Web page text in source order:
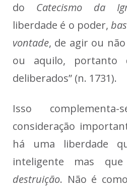
do Catecismo da
liberdade é o poder,
vontade, de agir ou
ou aquilo, portanto
deliberados” (n. 1731).
Isso
consideração
há uma liberdade
inteligente mas
destruição. Não é